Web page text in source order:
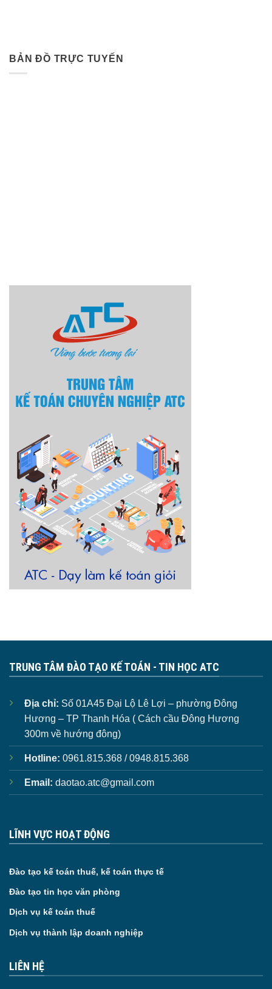
BẢN ĐỒ TRỰC TUYẾN
TRUNG TÂM ĐÀO TẠO KẾ TOÁN - TIN HỌC ATC
Địa chỉ: Số 01A45 Đại Lộ Lê Lợi – phường Đông
Hương – TP Thanh Hóa ( Cách cầu Đông Hương
300m về hướng đông)
Hotline: 0961.815.368 / 0948.815.368
Email: daotao.atc@gmail.com
LĨNH VỰC HOẠT ĐỘNG
Đào tạo kế toán thuế, kế toán thực tế
Đào tạo tin học văn phòng
Dịch vụ kế toán thuế
Dịch vụ thành lập doanh nghiệp
LIÊN HỆ